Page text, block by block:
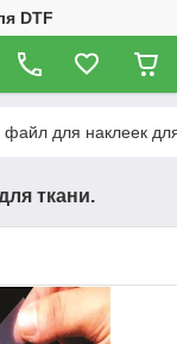
DTF
файл для наклеек
ткани.